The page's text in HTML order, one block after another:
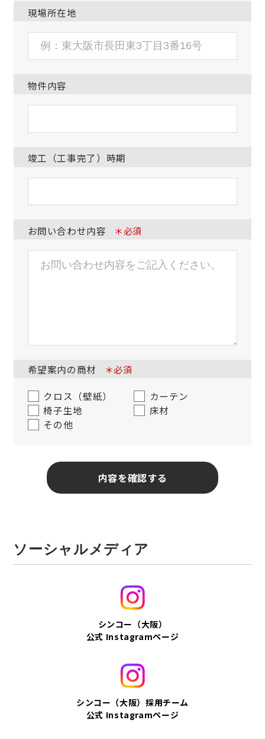
現場所在地
物件内容
竣工（工事完了）時期
お問い合わせ内容 ＊必須
希望案内の商材 ＊必須
クロス（壁紙）
カーテン
椅子生地
床材
その他
内容を確認する
ソーシャルメディア
シンコー（大阪）
公式 Instagramページ
シンコー（大阪）採用チーム
公式 Instagramページ